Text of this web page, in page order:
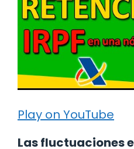
Play on YouTube
Las fluctuaciones